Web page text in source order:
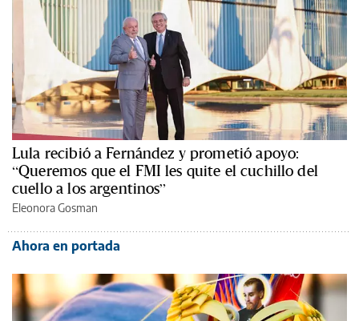
Lula recibió a Fernández y prometió apoyo:
“Queremos que el FMI les quite el cuchillo del
cuello a los argentinos”
Eleonora Gosman
Ahora en portada